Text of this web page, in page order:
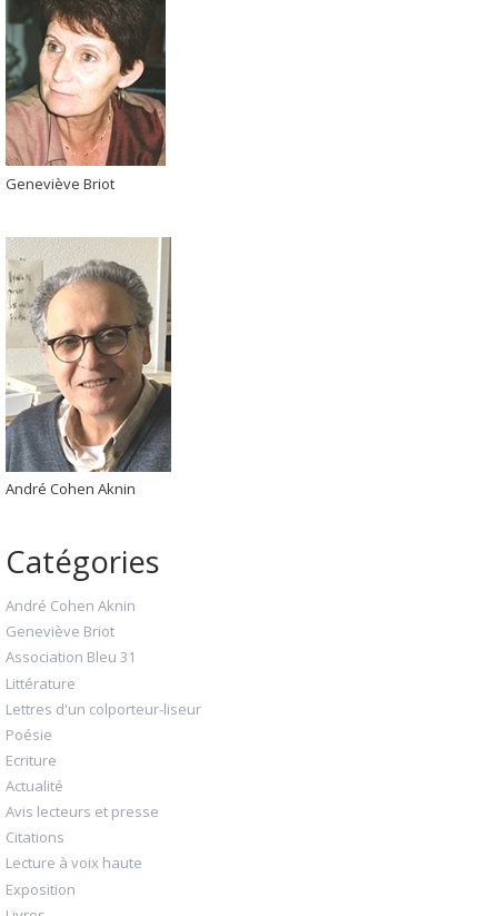
Geneviève Briot
André Cohen Aknin
Catégories
André Cohen Aknin
Geneviève Briot
Association Bleu 31
Littérature
Lettres d'un colporteur-liseur
Poésie
Ecriture
Actualité
Avis lecteurs et presse
Citations
Lecture à voix haute
Exposition